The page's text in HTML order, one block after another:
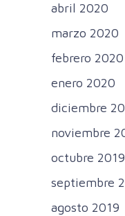
abril 2020
marzo 2020
febrero 2020
enero 2020
diciembre
noviembre
octubre 2019
septiembre
agosto 2019